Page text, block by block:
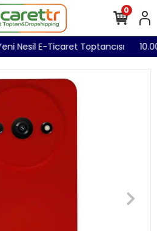
Yeni Nesil E-Ticaret Toptancısı
0